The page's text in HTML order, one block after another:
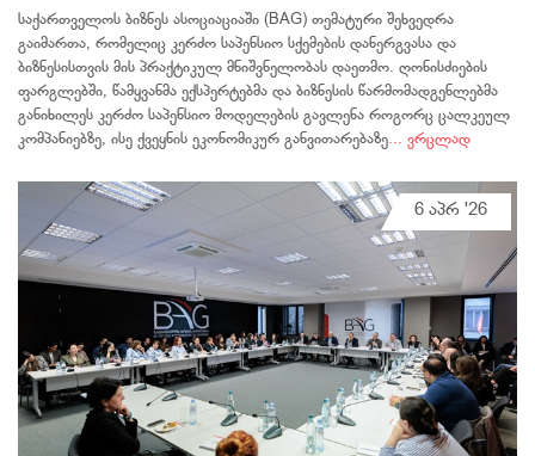
საქართველოს ბიზნეს ასოციაციაში (BAG) თემატური შეხვედრა
გაიმართა, რომელიც კერძო საპენსიო სქემების დანერგვასა და
ბიზნესისთვის მის პრაქტიკულ მნიშვნელობას დაეთმო. ღონისძიების
ფარგლებში, წამყვანმა ექსპერტებმა და ბიზნესის წარმომადგენლებმა
განიხილეს კერძო საპენსიო მოდელების გავლენა როგორც ცალკეულ
კომპანიებზე, ისე ქვეყნის ეკონომიკურ განვითარებაზე... ვრცლად
6 აპრ '26